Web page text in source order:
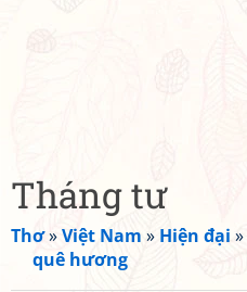
Tháng tư
Thơ»Việt Nam » Hiện đại »
quê hương